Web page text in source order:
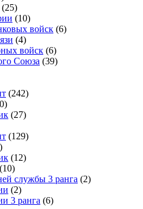
(25)
(10)
войск (6)
(4)
войск (6)
Союза (39)
(242)
(27)
(129)
(12)
(10)
службы 3 ранга (2)
(2)
3 ранга (6)